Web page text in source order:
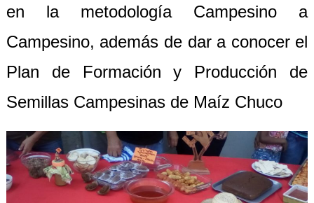
en la metodología Campesino a
Campesino, además de dar a conocer el
Plan de Formación y Producción de
Semillas Campesinas de Maíz Chuco